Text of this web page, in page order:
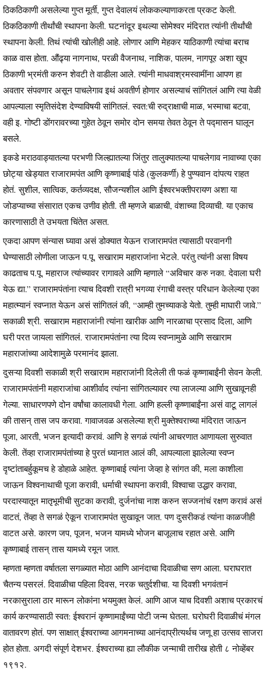
ठिकठिकाणी असलेल्या गुप्त मूर्ती, गुप्त देवालयं लोककल्याणाकरता प्रकट केली.
ठिकठिकाणी तीर्थांची स्थापना केली. घटनांदूर इथल्या सोमेश्वर मंदिरात त्यांनी तीर्थांची
स्थापना केली. तिथं त्यांची खोलीही आहे. लोणार आणि मेहकर याठिकाणी त्यांचा बराच
काळ वास होता. औंढ्या नागनाथ, परळी वैजनाथ, नाशिक, पालम, नागपूर अशा खूप
ठिकाणी भ्रमंती करुन शेवटी ते वाडीला आले. त्यांनी माधवाश्रमस्वामींना आपण हा
अवतार संपवणार असून पाचलेगाव इथं अवतीर्ण होणार असल्याचं सांगितलं आणि त्या वेळी
आपल्याला स्मृतिसंदेश देण्याविषयी सांगितलं. स्वत:ची रुद्राक्षाची माळ, भस्माचा बटवा,
वही इ. गोष्टी डोंगरावरच्या गुहेत ठेवून समोर दोन समया तेवत ठेवून ते पद्मासन घालून
बसले.
इकडे मराठवाड्यातल्या परभणी जिल्ह्यातल्या जिंतुर तालुक्यातल्या पाचलेगाव नावाच्या एका
छोट्या खेड्यात राजारामपंत आणि कृष्णाबाई पांडे (कुलकर्णी) हे पुण्यवान दांपत्य राहत
होतं. सुशील, सात्विक, कर्तव्यदक्ष, सौजन्यशील आणि ईश्वरभक्तीपरायण अशा या
जोडप्याच्या संसारात एकच उणीव होती. ती म्हणजे बाळाची, वंशाच्या दिव्याची. या एकाच
कारणासाठी ते उभयता चिंतेत असत.
एकदा आपण संन्यास घ्यावा असं डोक्यात येऊन राजारामपंत त्यासाठी परवानगी
घेण्यासाठी लोणीला जाऊन प.पू. सखाराम महाराजांना भेटले. परंतु त्यांनी असा विषय
काढताच प.पू. महाराज त्यांच्यावर रागावले आणि म्हणाले “अविचार करु नका. देवाला घरी
येऊ द्या.” राजारामपंतांना त्याच दिवशी रात्री भगव्या रंगाची वस्त्र परिधान केलेल्या एका
महात्म्यानं स्वप्नात येऊन असं सांगितलं की, “आम्ही तुमच्याकडे येतो. तुम्ही माघारी जावे.”
सकाळी श्री. सखाराम महाराजांनी त्यांना खारीक आणि नारळाचा प्रसाद दिला, आणि
घरी परत जायला सांगितलं. राजारामपंतांना त्या दिव्य स्वप्नामुळे आणि सखाराम
महाराजांच्या आदेशामुळे परमानंद झाला.
दुसऱ्या दिवशी सकाळी श्री सखाराम महाराजांनी दिलेली ती फळं कृष्णाबाईंनी सेवन केली.
राजारामपंतांनी महाराजांचा आशीर्वाद त्यांना सांगितल्यावर त्या लाजल्या आणि सुखावूनही
गेल्या. साधारणपणे दोन वर्षांचा कालावधी गेला. आणि हल्ली कृष्णाबाईंना असं वाटू लागलं
की तासन् तास जप करावा. गावाजवळ असलेल्या श्री मुक्तेश्वराच्या मंदिरात जाऊन
पूजा, आरती, भजन इत्यादी करावं. आणि हे सगळं त्यांनी आचरणात आणायला सुरुवात
केली. तेंव्हा राजारामपंतांच्या हे पुरतं ध्यानात आलं की, आपल्याला झालेल्या स्वप्न
दृष्टांताबर्हुकूमच हे डोहाळे आहेत. कृष्णाबाई त्यांना जेव्हा हे सांगत की, मला काशीला
जाऊन विश्वनाथाची पूजा करावी, धर्माची स्थापना करावी, विश्वाचा उद्धार करावा,
परदास्यातून मातृभूमीची सुटका करावी, दुर्जनांचा नाश करुन सज्जनांचं रक्षण करावं असं
वाटतं, तेंव्हा ते सगळं ऐकून राजारामपंत सुखावून जात. पण दुसरीकडं त्यांना काळजीही
वाटत असे. कारण जप, पूजन, भजन यामध्ये भोजन बाजूलाच रहात असे. आणि
कृष्णाबाई तासन् तास यामध्ये रमून जात.
म्हणता म्हणता वर्षातला सगळ्यात मोठा आणि आनंदाचा दिवाळीचा सण आला. घराघरात
चैतन्य पसरलं. दिवाळीचा पहिला दिवस, नरक चतुर्दशीचा. या दिवशी भगवंतानं
नरकासुराला ठार मारून लोकांना भयमुक्त केलं. आणि आज याच दिवशी अशाच प्रकारचं
कार्य करण्यासाठी स्वत: ईश्वरानं कृष्णामाईंच्या पोटी जन्म घेतला. घरोघरी दिवाळीचं मंगल
वातावरण होतं. पण साक्षात् ईश्वराच्या आगमनाच्या आनंदाप्रीत्यर्थच जणू हा उत्सव साजरा
होत होता. अगदी संपूर्ण देशभर. ईश्वराच्या ह्या लौकीक जन्माची तारीख होती ८ नोव्हेंबर
१९१२.